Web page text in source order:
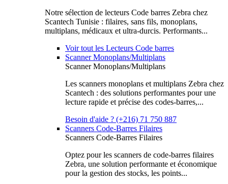
Notre sélection de lecteurs Code barres Zebra chez
Scantech Tunisie : filaires, sans fils, monoplans,
multiplans, médicaux et ultra-durcis. Performants...
Voir tout les Lecteurs Code barres
Scanner Monoplans/Multiplans
Scanner Monoplans/Multiplans
Les scanners monoplans et multiplans Zebra chez
Scantech : des solutions performantes pour une
lecture rapide et précise des codes-barres,...
Besoin d'aide ? (+216) 71 750 887
Scanners Code-Barres Filaires
Scanners Code-Barres Filaires
Optez pour les scanners de code-barres filaires
Zebra, une solution performante et économique
pour la gestion des stocks, les points...